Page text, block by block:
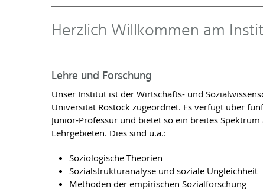
Herzlich Willkommen am
Lehre und Forschung
Unser Institut ist der Wirtschafts- und
Universität Rostock zugeordnet. Es verfügt über
Junior-Professur und bietet so ein breites Spektrum
Lehrgebieten. Dies sind u.a.:
Soziologische Theorien
Sozialstrukturanalyse und soziale Ungleichheit
Methoden der empirischen Sozialforschung